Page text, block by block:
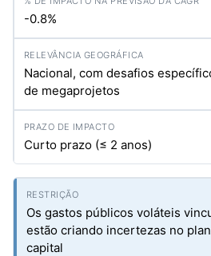
-0.8%
Nacional, com desafios
de megaprojetos
Curto prazo (≤ 2 anos)
Os gastos públicos voláteis
estão criando incertezas no
capital